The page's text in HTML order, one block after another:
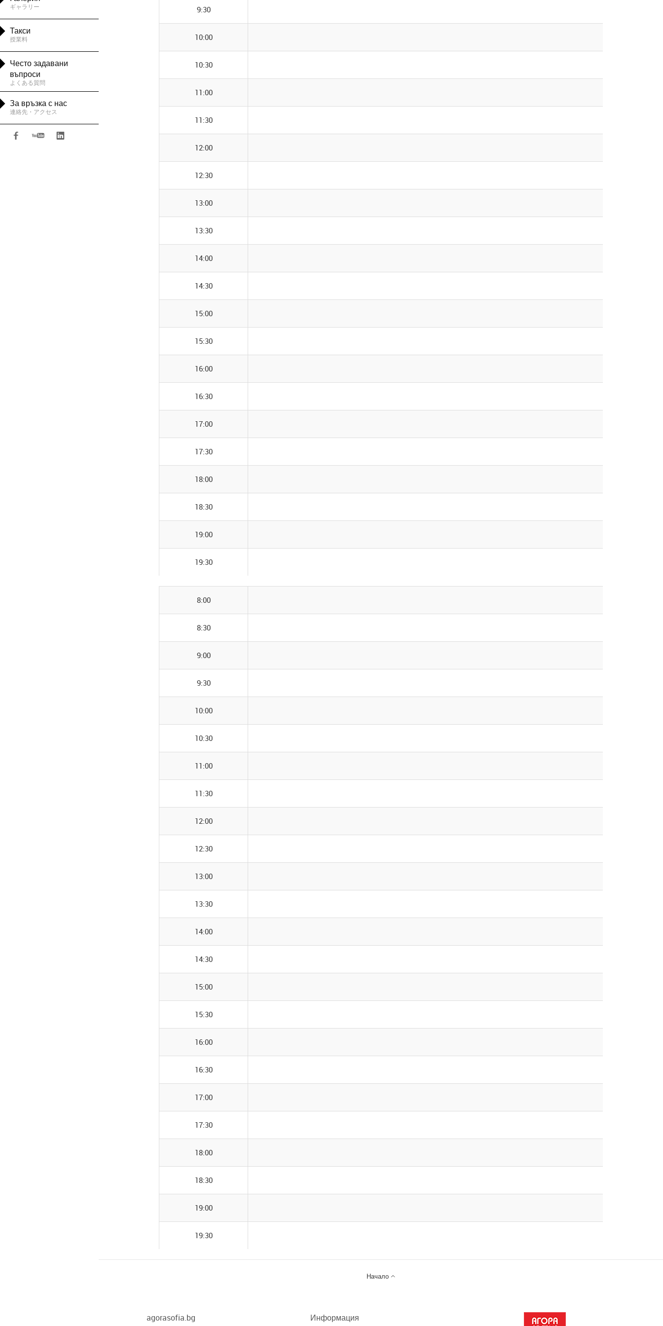
ギャラリー
Такси
授業料
Често задавани
въпроси
よくある質問
За връзка с нас
連絡先・アクセス
  
9:30
10:00
10:30
11:00
11:30
12:00
12:30
13:00
13:30
14:00
14:30
15:00
15:30
16:00
16:30
17:00
17:30
18:00
18:30
19:00
19:30
8:00
8:30
9:00
9:30
10:00
10:30
11:00
11:30
12:00
12:30
13:00
13:30
14:00
14:30
15:00
15:30
16:00
16:30
17:00
17:30
18:00
18:30
19:00
19:30
Начало 
agorasofia.bg Информация